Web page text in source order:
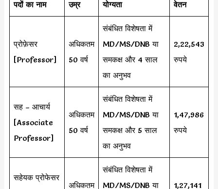
पदों का नाम उम्र योग्यता वेतन
प्रोफ़ेसर
[Professor]
अधिकतम
50 वर्ष
संबंधित विशेषता में
MD/MS/DNB या
समकक्ष और 4 साल
का अनुभव
2,22,543
रुपये
सह – आचार्य
[Associate
Professor]
अधिकतम
50 वर्ष
संबंधित विशेषता में
MD/MS/DNB या
समकक्ष और 5 साल
का अनुभव
1,47,986
रुपये
सहेयक प्रोफेसर
अधिकतम
संबंधित विशेषता में
MD/MS/DNB या
1,27,141